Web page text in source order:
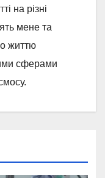
на різні
мене та
життю
сферами